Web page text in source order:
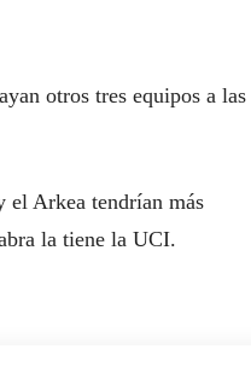
otros tres equipos a las
el Arkea tendrían más
la tiene la UCI.